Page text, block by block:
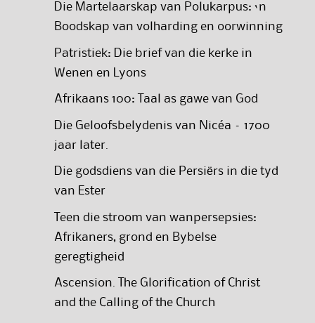
Die Martelaarskap van Polukarpus: ‘n
Boodskap van volharding en oorwinning
Patristiek: Die brief van die kerke in
Wenen en Lyons
Afrikaans 100: Taal as gawe van God
Die Geloofsbelydenis van Nicéa – 1700
jaar later.
Die godsdiens van die Persiërs in die tyd
van Ester
Teen die stroom van wanpersepsies:
Afrikaners, grond en Bybelse
geregtigheid
Ascension. The Glorification of Christ
and the Calling of the Church